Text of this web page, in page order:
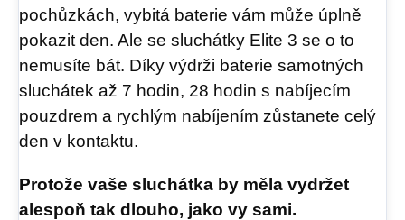
pochůzkách, vybitá baterie vám může úplně
pokazit den. Ale se sluchátky Elite 3 se o to
nemusíte bát. Díky výdrži baterie samotných
sluchátek až 7 hodin, 28 hodin s nabíjecím
pouzdrem a rychlým nabíjením zůstanete celý
den v kontaktu.
Protože vaše sluchátka by měla vydržet
alespoň tak dlouho, jako vy sami.